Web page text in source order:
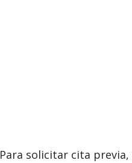
Para solicitar cita